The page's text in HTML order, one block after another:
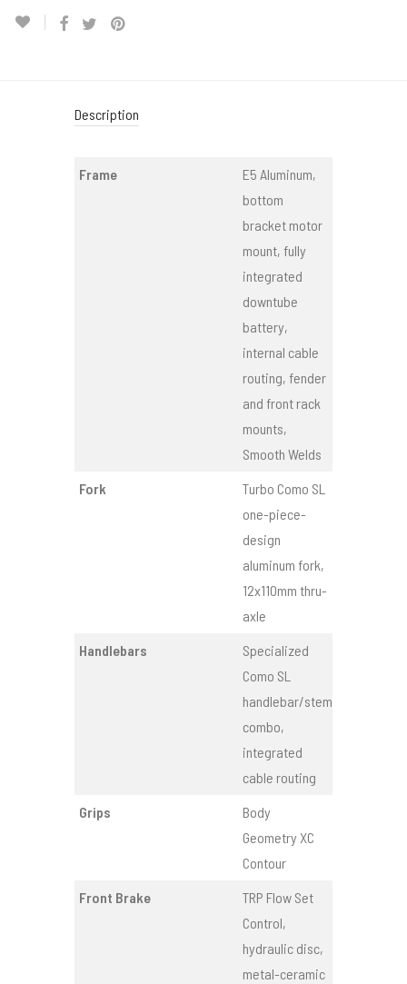
Description
Frame
E5 Aluminum,
bottom
bracket motor
mount, fully
integrated
downtube
battery,
internal cable
routing, fender
and front rack
mounts,
Smooth Welds
Fork
Turbo Como SL
one-piece-
design
aluminum fork,
12x110mm thru-
axle
Handlebars
Specialized
Como SL
handlebar/stem
combo,
integrated
cable routing
Grips
Body
Geometry XC
Contour
Front Brake
TRP Flow Set
Control,
hydraulic disc,
metal-ceramic